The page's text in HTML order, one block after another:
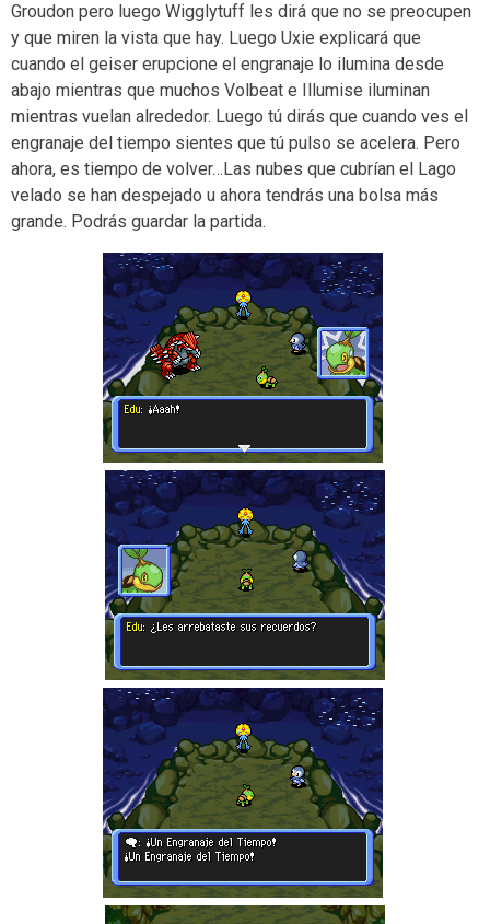
Groudon pero luego Wigglytuff les dirá que no se preocupen
y que miren la vista que hay. Luego Uxie explicará que
cuando el geiser erupcione el engranaje lo ilumina desde
abajo mientras que muchos Volbeat e Illumise iluminan
mientras vuelan alrededor. Luego tú dirás que cuando ves el
engranaje del tiempo sientes que tú pulso se acelera. Pero
ahora, es tiempo de volver…Las nubes que cubrían el Lago
velado se han despejado u ahora tendrás una bolsa más
grande. Podrás guardar la partida.